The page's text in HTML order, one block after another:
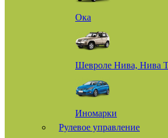
Ока
Шевроле Нива, Нива
Иномарки
Рулевое управление